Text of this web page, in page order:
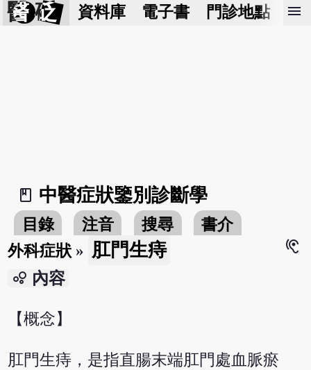
醫 砭 資料庫 電子書 門診地點 預
menu
book_2
中醫症狀鑒別診斷學
目錄 注音 搜尋
書介
外科症狀 » 肛門生痔
hearing
bubble_chart 內容
【概念】
肛門生痔，是指直腸末端肛門處血脈瘀